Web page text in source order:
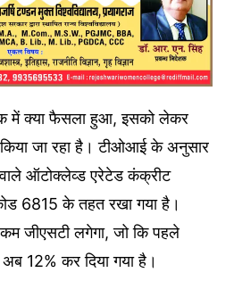
में क्‍या फैसला हुआ, इसको लेकर
क‍िया जा रहा है। टीओआई के अनुसार
ऑटोक्लेव्ड एरेटेड कंक्रीट
6815 के तहत रखा गया है।
जीएसटी लगेगा, जो क‍ि पहले
12% कर द‍िया गया है।